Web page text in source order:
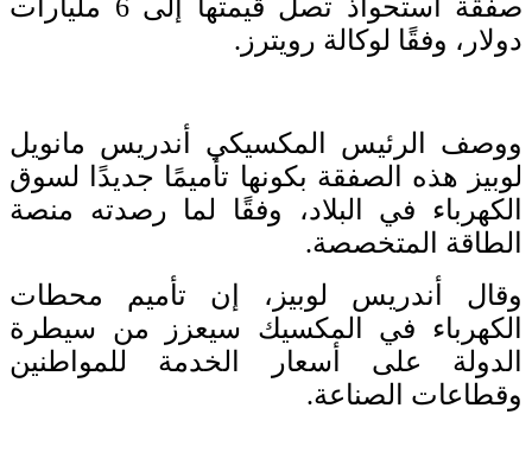
صفقة استحواذ تصل قيمتها إلى 6 مليارات
دولار، وفقًا لوكالة رويترز.
ووصف الرئيس المكسيكي أندريس مانويل
لوبيز هذه الصفقة بكونها تأميمًا جديدًا لسوق
الكهرباء في البلاد، وفقًا لما رصدته منصة
الطاقة المتخصصة.
وقال أندريس لوبيز، إن تأميم محطات
الكهرباء في المكسيك سيعزز من سيطرة
الدولة على أسعار الخدمة للمواطنين
وقطاعات الصناعة.